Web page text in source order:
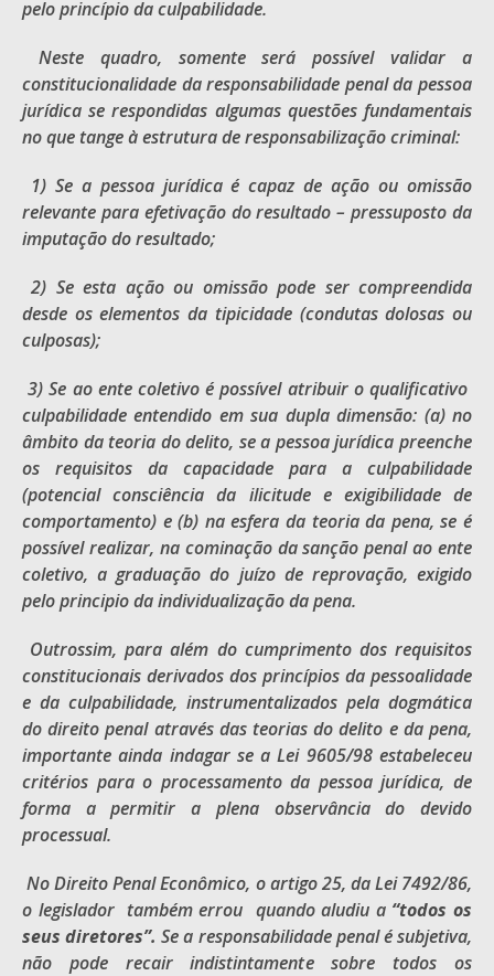
pelo princípio da culpabilidade.
Neste quadro, somente será possível validar a
constitucionalidade da responsabilidade penal da pessoa
jurídica se respondidas algumas questões fundamentais
no que tange à estrutura de responsabilização criminal:
1) Se a pessoa jurídica é capaz de ação ou omissão
relevante para efetivação do resultado – pressuposto da
imputação do resultado;
2) Se esta ação ou omissão pode ser compreendida
desde os elementos da tipicidade (condutas dolosas ou
culposas);
3) Se ao ente coletivo é possível atribuir o qualificativo
culpabilidade entendido em sua dupla dimensão: (a) no
âmbito da teoria do delito, se a pessoa jurídica preenche
os requisitos da capacidade para a culpabilidade
(potencial consciência da ilicitude e exigibilidade de
comportamento) e (b) na esfera da teoria da pena, se é
possível realizar, na cominação da sanção penal ao ente
coletivo, a graduação do juízo de reprovação, exigido
pelo principio da individualização da pena.
Outrossim, para além do cumprimento dos requisitos
constitucionais derivados dos princípios da pessoalidade
e da culpabilidade, instrumentalizados pela dogmática
do direito penal através das teorias do delito e da pena,
importante ainda indagar se a Lei 9605/98 estabeleceu
critérios para o processamento da pessoa jurídica, de
forma a permitir a plena observância do devido
processual.
No Direito Penal Econômico, o artigo 25, da Lei 7492/86,
o legislador também errou quando aludiu a “todos os
seus diretores”.Se a responsabilidade penal é subjetiva,
não pode recair indistintamente sobre todos os